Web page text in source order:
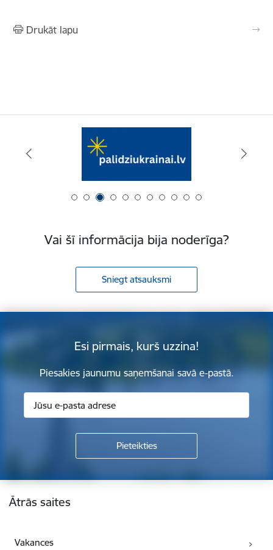
Drukāt lapu
Vai šī informācija bija noderīga?
Sniegt atsauksmi
Esi pirmais, kurš uzzina!
Piesakies jaunumu saņemšanai savā e-pastā.
Kājene
Ātrās saites
Vakances